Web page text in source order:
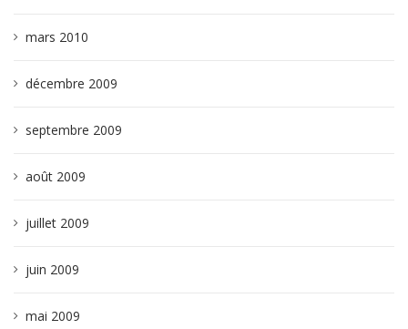
mars 2010
décembre 2009
septembre 2009
août 2009
juillet 2009
juin 2009
mai 2009